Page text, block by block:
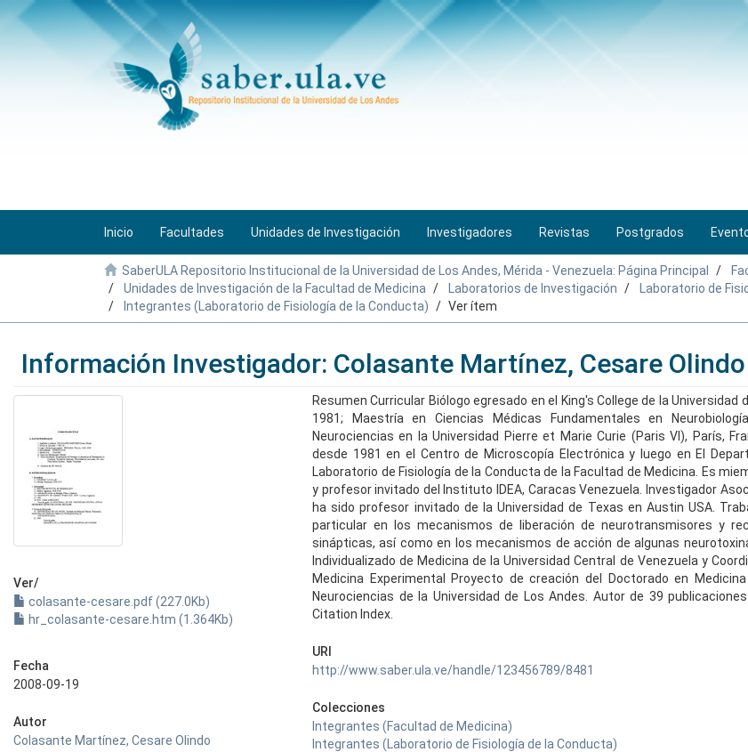
Inicio Facultades Unidades de Investigación Investigadores Revistas Postgrados
SaberULA Repositorio Institucional de la Universidad de Los Andes, Mérida - Venezuela: Página Principal
Unidades de Investigación de la Facultad de Medicina
Laboratorios de Investigación
Laboratorio de
Integrantes (Laboratorio de Fisiología de la Conducta)
Ver ítem
Información Investigador: Colasante Martínez, Cesare Olindo
Ver/
colasante-cesare.pdf (227.0Kb)
hr_colasante-cesare.htm (1.364Kb)
Fecha
2008-09-19
Autor
Colasante Martínez, Cesare Olindo
Resumen Curricular Biólogo egresado en el King's College de la Universidad
1981; Maestría en Ciencias Médicas Fundamentales en
Neurociencias en la Universidad Pierre et Marie Curie (Paris VI), París,
desde 1981 en el Centro de Microscopía Electrónica y luego en El
Laboratorio de Fisiología de la Conducta de la Facultad de Medicina. Es
y profesor invitado del Instituto IDEA, Caracas Venezuela. Investigador
ha sido profesor invitado de la Universidad de Texas en Austin USA.
particular en los mecanismos de liberación de neurotransmisores y
sinápticas, así como en los mecanismos de acción de algunas
Individualizado de Medicina de la Universidad Central de Venezuela y
Medicina Experimental Proyecto de creación del Doctorado en
Neurociencias de la Universidad de Los Andes. Autor de 39
Citation Index.
URI
http://www.saber.ula.ve/handle/123456789/8481
Colecciones
Integrantes (Facultad de Medicina)
Integrantes (Laboratorio de Fisiología de la Conducta)